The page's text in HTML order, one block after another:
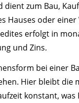
dient zum Bau,
Hauses oder
erfolgt in
und Zins.
bei einer
Hier bleibt die
konstant,